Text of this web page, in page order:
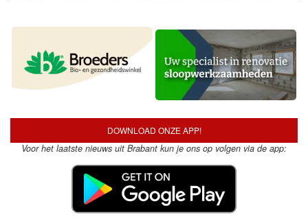
DOWNLOAD ONZE APP!
Voor het laatste nieuws uit Brabant kun je ons op volgen via de app: